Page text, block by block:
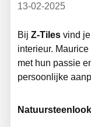
13-02-2025
Bij Z-Tilesvind je
interieur.
met hun passie
persoonlijke